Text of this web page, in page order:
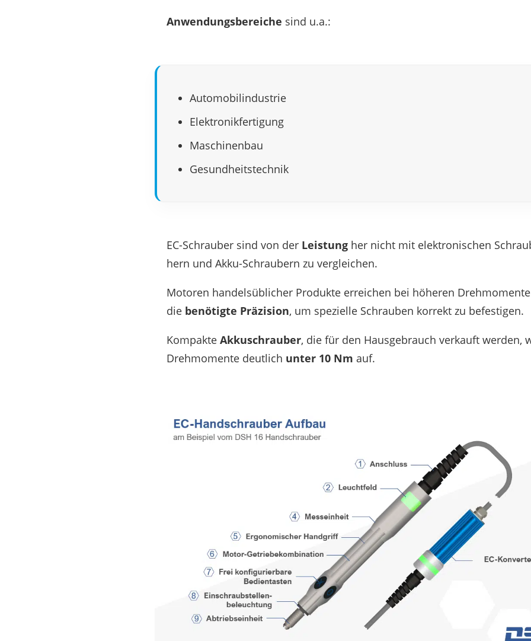
Anwen­dungs­be­rei­che sind u.a.:
Auto­mo­bil­in­dus­trie
Elek­tronik­fer­ti­gung
Maschi­nen­bau
Gesund­heits­tech­nik
EC-Schrau­ber sind von der Leis­tungher nicht mit elek­tro­ni­schen
hern und Akku-Schrau­bern zu vergleichen.
Moto­ren handels­üb­li­cher Produkte errei­chen bei höhe­ren
die benö­tigte Präzi­sion, um spezi­elle Schrau­ben korrekt zu befestigen.
Kompakte Akku­schrau­ber, die für den Haus­ge­brauch verkauft werden,
Dreh­mo­mente deut­lich unter 10 Nm auf.